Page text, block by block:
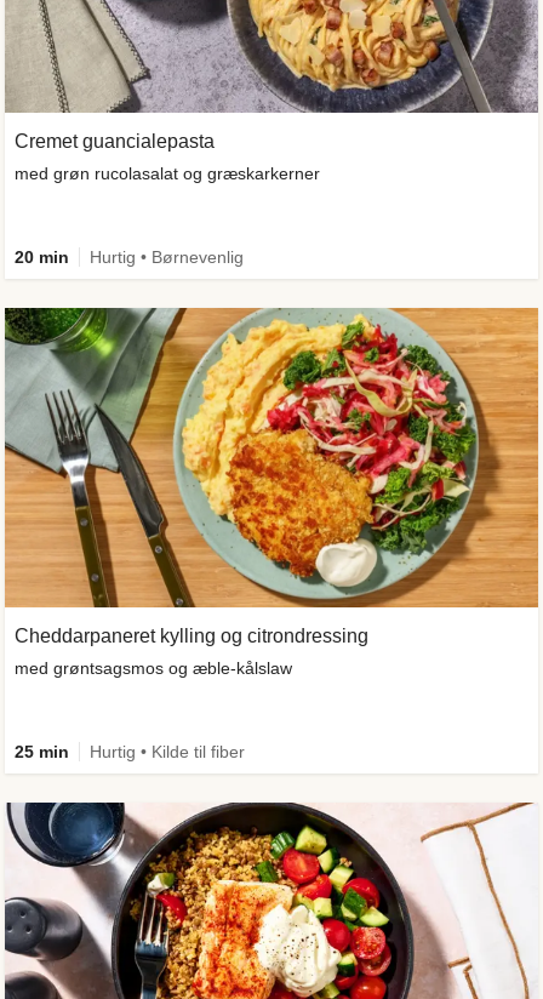
Cheddarpaneret kylling og citrondressing
med grøntsagsmos og æble-kålslaw
25 min Hurtig • Kilde til fiber
Cremet guancialepasta
med grøn rucolasalat og græskarkerner
20 min Hurtig • Børnevenlig